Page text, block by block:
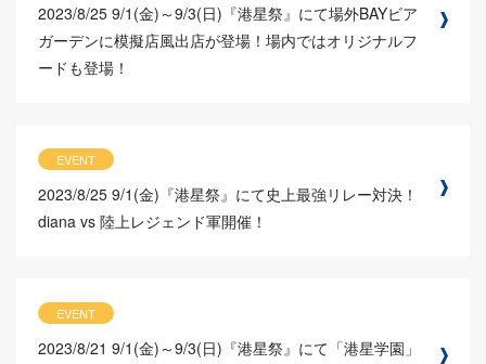
2023/8/25 9/1(金)～9/3(日)『港星祭』にて場外BAYビア
ガーデンに模擬店風出店が登場！場内ではオリジナルフ
ードも登場！
EVENT
2023/8/25 9/1(金)『港星祭』にて史上最強リレー対決！
diana vs 陸上レジェンド軍開催！
EVENT
2023/8/21 9/1(金)～9/3(日)『港星祭』にて「港星学園」